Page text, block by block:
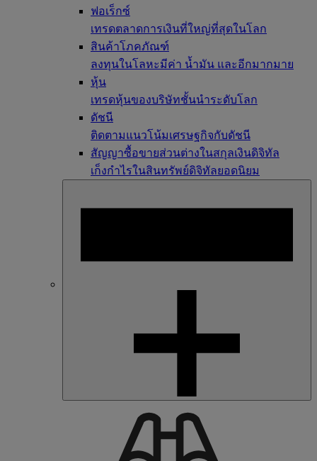
ฟอเร็กซ์
เทรดตลาดการเงินที่ใหญ่ที่สุดในโลก
สินค้าโภคภัณฑ์
ลงทุนในโลหะมีค่า น้ำมัน และอีกมากมาย
หุ้น
เทรดหุ้นของบริษัทชั้นนำระดับโลก
ดัชนี
ติดตามแนวโน้มเศรษฐกิจกับดัชนี
สัญญาซื้อขายส่วนต่างในสกุลเงินดิจิทัล
เก็งกำไรในสินทรัพย์ดิจิทัลยอดนิยม